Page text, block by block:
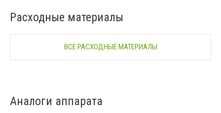
Расходные материалы
ВСЕ РАСХОДНЫЕ МАТЕРИАЛЫ
Аналоги аппарата